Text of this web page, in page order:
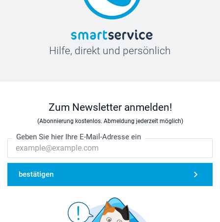
Hilfe, direkt und persönlich
Zum Newsletter anmelden!
(Abonnierung kostenlos. Abmeldung jederzeit möglich)
Geben Sie hier Ihre E-Mail-Adresse ein
bestätigen